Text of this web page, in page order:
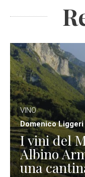
VINO
Domenico Liggeri
I vini del
Albino
una